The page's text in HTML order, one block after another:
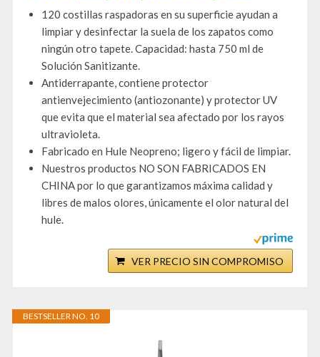
120 costillas raspadoras en su superficie ayudan a
limpiar y desinfectar la suela de los zapatos como
ningún otro tapete. Capacidad: hasta 750 ml de
Solución Sanitizante.
Antiderrapante, contiene protector
antienvejecimiento (antiozonante) y protector UV
que evita que el material sea afectado por los rayos
ultravioleta.
Fabricado en Hule Neopreno; ligero y fácil de limpiar.
Nuestros productos NO SON FABRICADOS EN
CHINA por lo que garantizamos máxima calidad y
libres de malos olores, únicamente el olor natural del
hule.
VER PRECIO SIN COMPROMISO
BESTSELLER NO. 10